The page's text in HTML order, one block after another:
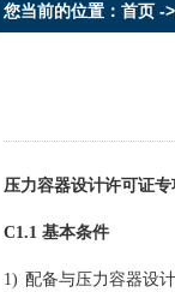
您当前的位置：首页
压力容器设计许可证
C1.1 基本条件
1) 配备与压力容器设